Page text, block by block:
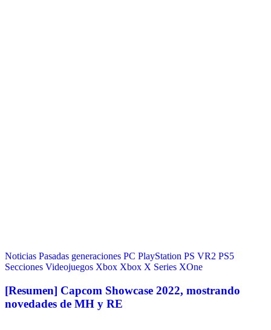
Noticias Pasadas generaciones PC PlayStation PS VR2 PS5
Secciones Videojuegos Xbox Xbox X Series XOne
[Resumen] Capcom Showcase 2022, mostrando
novedades de MH y RE